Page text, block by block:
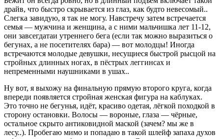
драйв, что быстро скрывается из глаз, как будто невесомый..
Слегка завидую, я так не могу. Навстречу затем встречается
семья — мужчина и женщина, а с ними мальчишка лет 11-12,
они завсегдатаи утреннего бега (если так можно выразиться о
бегунах, а не посетителях бара) — вот молодцы! Иногда
встречаются молодые девушки, несущиеся быстрой рысцой на
стройных длинных ногах, в пёстрых леггинсах и
непременными наушниками в ушах..
Ну вот, я выхожу на финальную прямую второго круга, когда
впереди появляется стройная женская фигура на каблуках.
Это точно не бегунья, идёт, красиво одетая, лёгкой походкой в
сторону остановки. Волосы — вороные, глаза — чёрные,
остальное скрыто антиковидной маской (зачем? мы же в
лесу..). Пробегаю мимо и попадаю в такой шлейф запаха духов